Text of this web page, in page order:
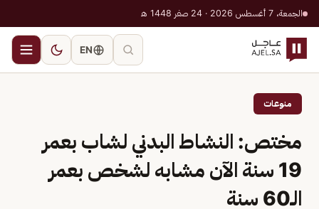
الجمعة، 7 أغسطس 2026 · 24 صفر 1448 هـ
EN
منوعات
مختص: النشاط البدني لشاب بعمر
19 سنة الآن مشابه لشخص بعمر
الـ60 سنة